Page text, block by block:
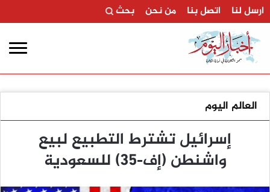
ارسل لنا اتصل بنا من نحن بحث
العالم اليوم
إسرائيل تشترط التطبيع لبيع
واشنطن (إف-35) للسعودية